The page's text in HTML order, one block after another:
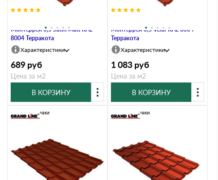
Монтеррей 0,5 Satin Мatt RAL
8004 Терракота
Характеристики
689 руб
Цена за м2
В КОРЗИНУ
Монтеррей 0,5 Velur RAL 8004
Терракота
Характеристики
1 083 руб
Цена за м2
В КОРЗИНУ
В наличии В наличии